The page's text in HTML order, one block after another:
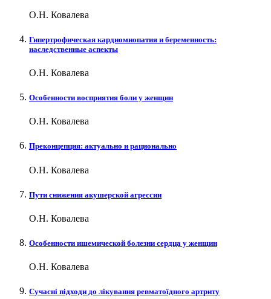
О.Н. Ковалева
Гипертрофическая кардиомиопатия и беременность:
наследственные аспекты
О.Н. Ковалева
Особенности восприятия боли у женщин
О.Н. Ковалева
Преконцепция: актуально и рационально
О.Н. Ковалева
Пути снижения акушерской агрессии
О.Н. Ковалева
Особенности ишемической болезни сердца у женщин
О.Н. Ковалева
Сучасні підходи до лікування ревматоїдного артриту